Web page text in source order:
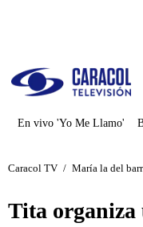
En vivo 'Yo Me Llamo'
Caracol TV / María la del
Tita organiza